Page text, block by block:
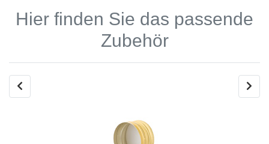
Hier finden Sie das passende
Zubehör